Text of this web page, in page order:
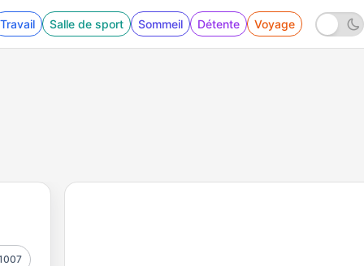
Travail Salle de sport Sommeil Détente Voyage